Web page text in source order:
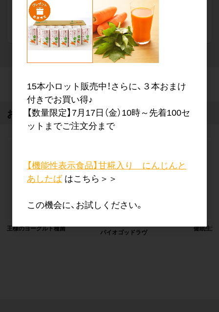
注文数
ログイン
おすすめ商品 recommend
王様のヨーグルト種菌
バイオゴッドラヴ
健眠生活
15本小ロット販売中！さらに、３本おまけ
付きでお買い得♪
【数量限定】7月17日（金）10時～先着100セ
ットまでご注文分まで
【機能性表示食品】甘糀入り にんじんと
あしたばはこちら＞＞
この機会に、お試しください。